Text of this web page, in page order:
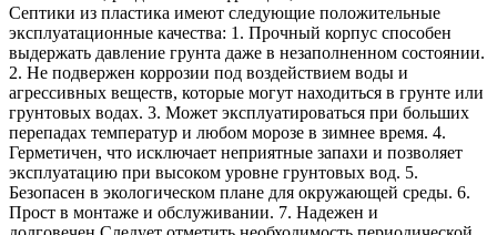
Септики из пластика имеют следующие положительные
эксплуатационные качества: 1. Прочный корпус способен
выдержать давление грунта даже в незаполненном состоянии.
2. Не подвержен коррозии под воздействием воды и
агрессивных веществ, которые могут находиться в грунте или
грунтовых водах. 3. Может эксплуатироваться при больших
перепадах температур и любом морозе в зимнее время. 4.
Герметичен, что исключает неприятные запахи и позволяет
эксплуатацию при высоком уровне грунтовых вод. 5.
Безопасен в экологическом плане для окружающей среды. 6.
Прост в монтаже и обслуживании. 7. Надежен и